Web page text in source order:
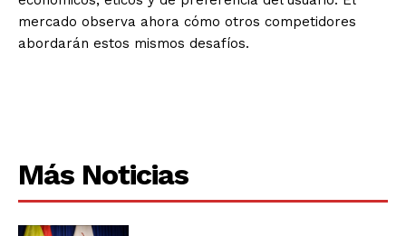
mercado observa ahora cómo otros competidores
abordarán estos mismos desafíos.
Más Noticias